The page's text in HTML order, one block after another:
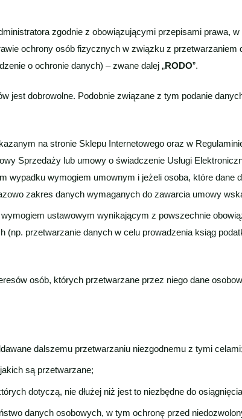
zgodnie z obowiązującymi przepisami prawa,
ochrony osób fizycznych w związku z
o ochronie danych) – zwane dalej „RODO”.
jest dobrowolne. Podobnie związane z tym podanie
na stronie Sklepu Internetowego oraz w
Sprzedaży lub umowy o świadczenie Usługi
wypadku wymogiem umownym i jeżeli osoba, które
zakres danych wymaganych do zawarcia umowy
ustawowym wynikającym z powszechnie
przetwarzanie danych w celu prowadzenia ksiąg
osób, których przetwarzane przez niego dane
dalszemu przetwarzaniu niezgodnemu z tymi celami;
są przetwarzane;
dotyczą, nie dłużej niż jest to niezbędne do
danych osobowych, w tym ochronę przed